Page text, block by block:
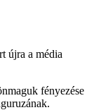
újra a média
fényezése